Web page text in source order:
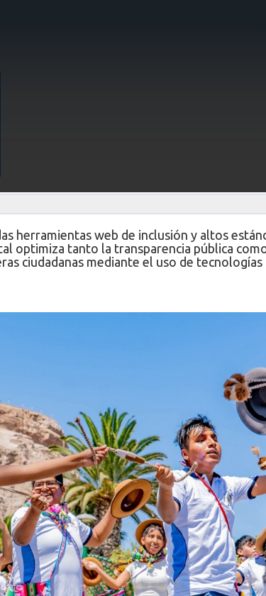
su sitio web e intranet
herramientas web de inclusión y altos
optimiza tanto la transparencia pública
ciudadanas mediante el uso de tecnologías